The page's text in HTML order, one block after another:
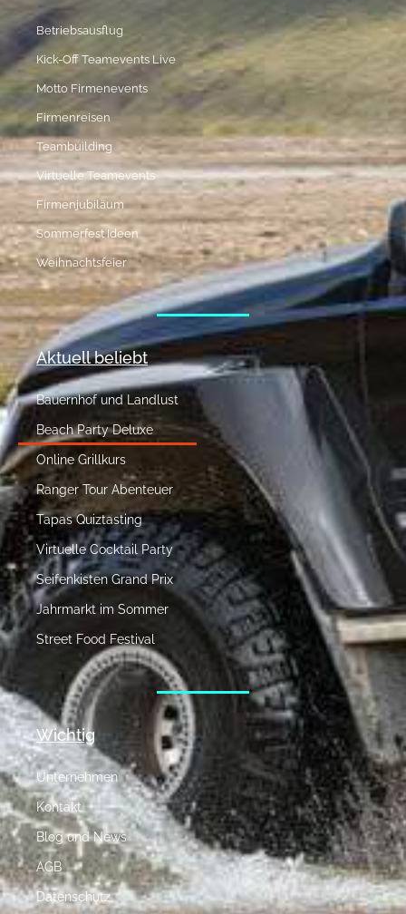
Betriebsausflug
Kick-Off Teamevents Live
Motto Firmenevents
Firmenreisen
Teambuilding
Virtuelle Teamevents
Firmenjubiläum
Sommerfest Ideen
Weihnachtsfeier
Aktuell beliebt
Bauernhof und Landlust
Beach Party Deluxe
Online Grillkurs
Ranger Tour Abenteuer
Tapas Quiztasting
Virtuelle Cocktail Party
Seifenkisten Grand Prix
Jahrmarkt im Sommer
Street Food Festival
Wichtig
Unternehmen
Kontakt
Blog und News
AGB
Datenschutz